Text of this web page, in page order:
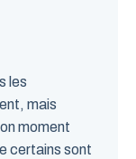
les
mais
moment
certains sont